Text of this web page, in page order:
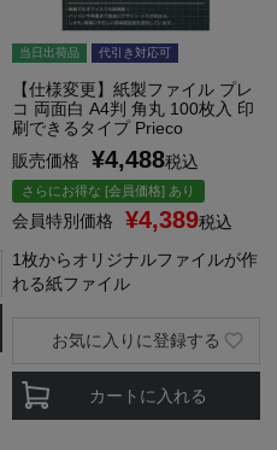
当日出荷品 代引き対応可
【仕様変更】紙製ファイル プレ
コ 両面白 A4判 角丸 100枚入 印
刷できるタイプ Prieco
販売価格
¥4,488税込
さらにお得な [会員価格] あり
会員特別価格 ¥4,389税込
1枚からオリジナルファイルが作
れる紙ファイル
カートに入れる
お気に入りに登録する